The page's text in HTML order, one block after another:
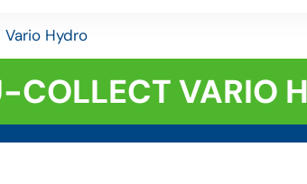
Vario Hydro
VARIO